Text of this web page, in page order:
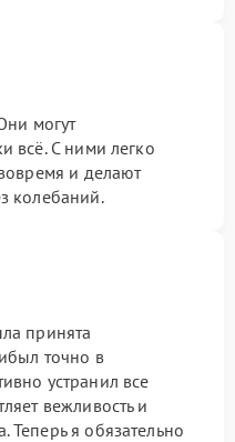
могут
всё. С ними легко
и делают
колебаний.
принята
точно в
устранил все
вежливость и
Теперь я обязательно